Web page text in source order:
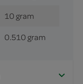
10 gram
0.510 gram